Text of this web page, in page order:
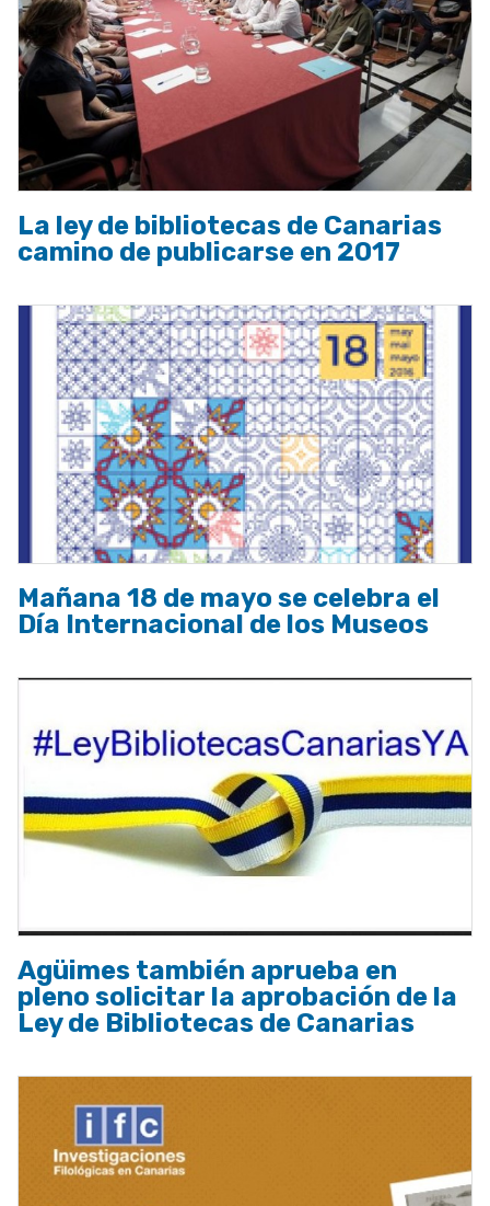
La ley de bibliotecas de Canarias
camino de publicarse en 2017
Mañana 18 de mayo se celebra el
Día Internacional de los Museos
Agüimes también aprueba en
pleno solicitar la aprobación de la
Ley de Bibliotecas de Canarias